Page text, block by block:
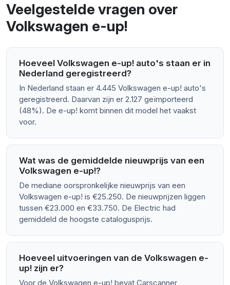
Veelgestelde vragen over
Volkswagen e-up!
Hoeveel Volkswagen e-up! auto's staan er in
Nederland geregistreerd?
In Nederland staan er 4.445 Volkswagen e-up! auto's
geregistreerd. Daarvan zijn er 2.127 geïmporteerd
(48%). De e-up! komt binnen dit model het vaakst
voor.
Wat was de gemiddelde nieuwprijs van een
Volkswagen e-up!?
De mediane oorspronkelijke nieuwprijs van een
Volkswagen e-up! is €25.250. De nieuwprijzen liggen
tussen €23.000 en €33.750. De Electric had
gemiddeld de hoogste catalogusprijs.
Hoeveel uitvoeringen van de Volkswagen e-
up! zijn er?
Voor de Volkswagen e-up! bevat Carscanner